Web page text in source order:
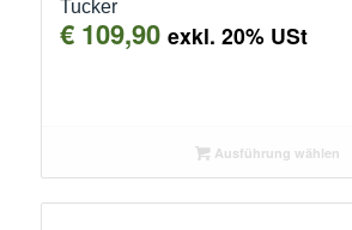
Tucker
€109,90 exkl. 20% USt
Ausführung wählen